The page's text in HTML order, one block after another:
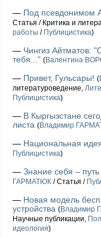
— Под псевдонимом
Статья / Критика и
работы / Публицистика)
— Чингиз Айтматов:
тебя..." (Валентина
— Привет, Гульсары! (
литературоведение,
Публицистика)
— В Кыргызстане
листа (Владимир
— Национальная
Публицистика)
— Знание себя –
ГАРМАТЮК / Статья /
— Новая модель
устройства (Владимир
Научные публикации,
идеология)